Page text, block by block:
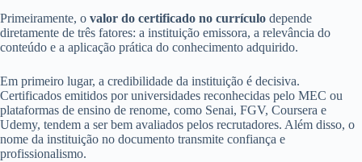
Primeiramente, o valor do certificado no currículo depende
diretamente de três fatores: a instituição emissora, a relevância do
conteúdo e a aplicação prática do conhecimento adquirido.
Em primeiro lugar, a credibilidade da instituição é decisiva.
Certificados emitidos por universidades reconhecidas pelo MEC ou
plataformas de ensino de renome, como Senai, FGV, Coursera e
Udemy, tendem a ser bem avaliados pelos recrutadores. Além disso, o
nome da instituição no documento transmite confiança e
profissionalismo.